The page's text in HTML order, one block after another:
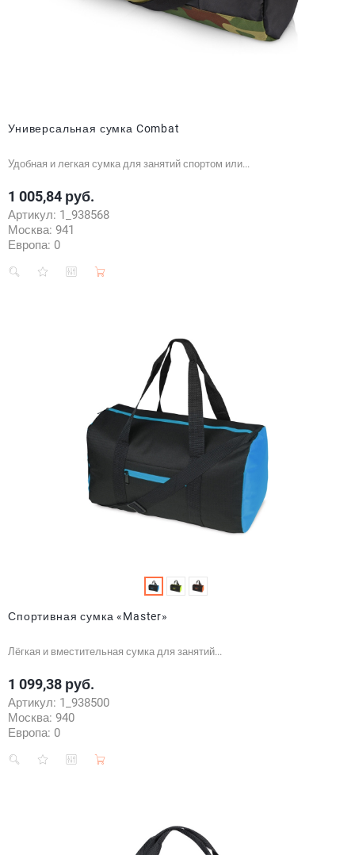
Универсальная сумка Combat
Удобная и легкая сумка для занятий спортом или...
Цена
1 005,84 руб.
Артикул: 1_938568
Москва: 941
Европа: 0
Спортивная сумка «Master»
Лёгкая и вместительная сумка для занятий...
Цена
1 099,38 руб.
Артикул: 1_938500
Москва: 940
Европа: 0